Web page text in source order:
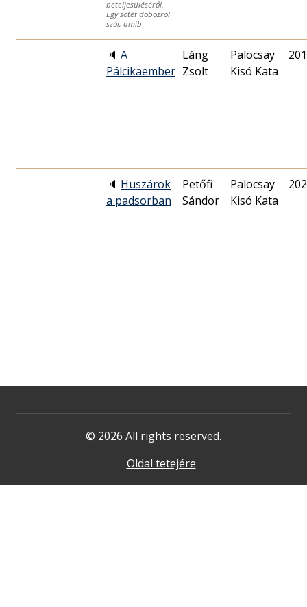
beteljesüléséről.
Egy sötét dobozról
szól, amib
🔈 A
Pálcikaember
Láng
Zsolt
Palocsay
Kisó Kata
🔈 Huszárok
a padsorban
Petőfi
Sándor
Palocsay
Kisó Kata
© 2026 All rights reserved.
Oldal tetejére